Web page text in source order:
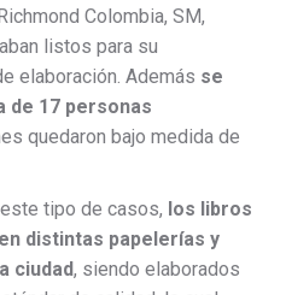
Colombia, SM,
listos para su
elaboración. Además se
de 17 personas
quedaron bajo medida de
tipo de casos, los libros
distintas papelerías y
ciudad, siendo elaborados